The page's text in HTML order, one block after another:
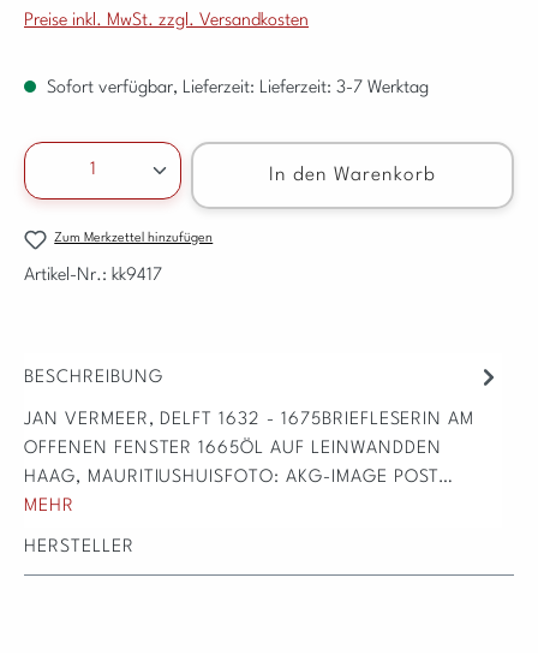
Preise inkl. MwSt. zzgl. Versandkosten
Sofort verfügbar, Lieferzeit: Lieferzeit: 3-7 Werktag
Produkt Anzahl: Gib den gewünschten Wert ein
In den Warenkorb
Zum Merkzettel hinzufügen
Artikel-Nr.: kk9417
BESCHREIBUNG
JAN VERMEER, DELFT 1632 - 1675BRIEFLESERIN AM
OFFENEN FENSTER 1665ÖL AUF LEINWANDDEN
HAAG, MAURITIUSHUISFOTO: AKG-IMAGE POST…
MEHR
HERSTELLER